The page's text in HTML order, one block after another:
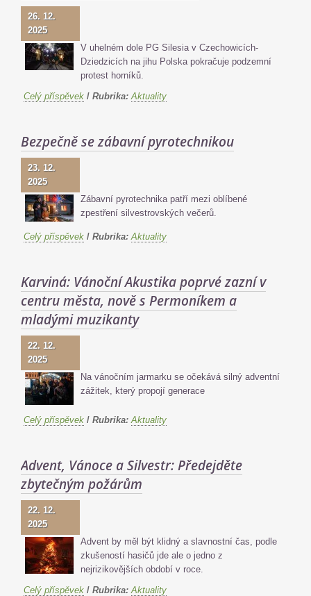
26. 12.
2025
V uhelném dole PG Silesia v Czechowicích-
Dziedzicích na jihu Polska pokračuje podzemní
protest horníků.
Celý příspěvek / Rubrika: Aktuality
Bezpečně se zábavní pyrotechnikou
23. 12.
2025
Zábavní pyrotechnika patří mezi oblíbené
zpestření silvestrovských večerů.
Celý příspěvek / Rubrika: Aktuality
Karviná: Vánoční Akustika poprvé zazní v
centru města, nově s Permoníkem a
mladými muzikanty
22. 12.
2025
Na vánočním jarmarku se očekává silný adventní
zážitek, který propojí generace
Celý příspěvek / Rubrika: Aktuality
Advent, Vánoce a Silvestr: Předejděte
zbytečným požárům
22. 12.
2025
Advent by měl být klidný a slavnostní čas, podle
zkušeností hasičů jde ale o jedno z
nejrizikovějších období v roce.
Celý příspěvek / Rubrika: Aktuality